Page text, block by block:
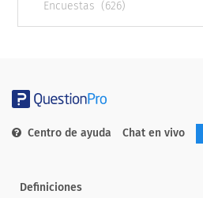
categories
Centro de ayuda Chat en vivo
Definiciones